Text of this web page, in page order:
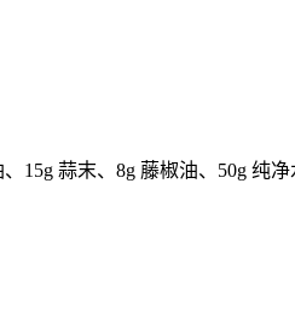
15g 蒜末、8g 藤椒油、50g 纯净